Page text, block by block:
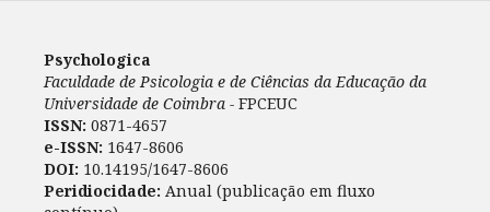
Psychologica
Faculdade de Psicologia e de Ciências da Educação da
Universidade de Coimbra - FPCEUC
ISSN: 0871-4657
e-ISSN: 1647-8606
DOI: 10.14195/1647-8606
Peridiocidade: Anual (publicação em fluxo